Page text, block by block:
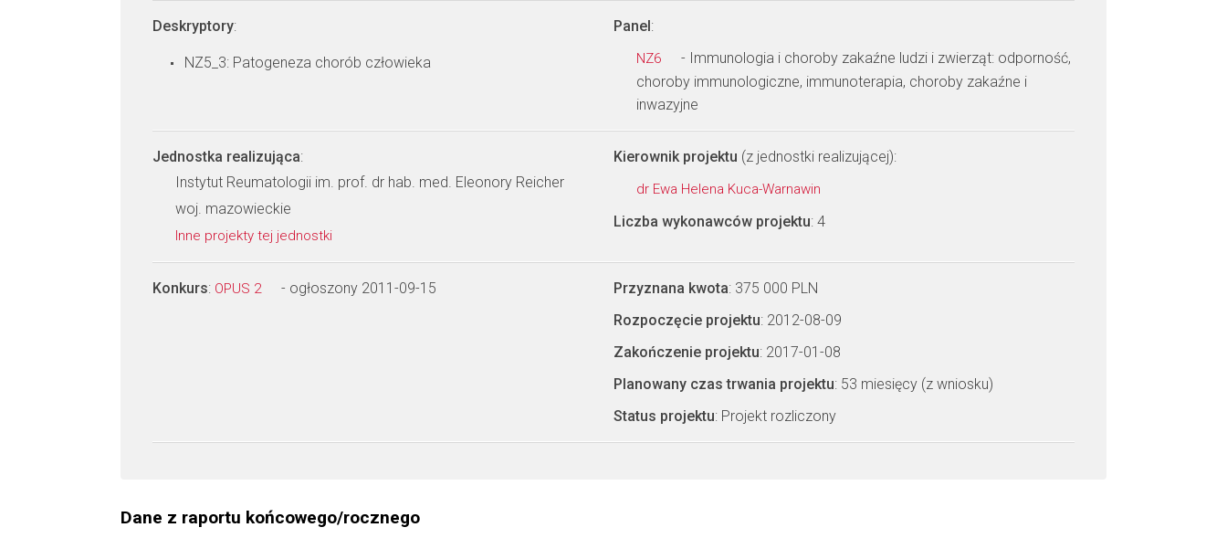
Deskryptory:
NZ5_3: Patogeneza chorób człowieka
Panel:
NZ6
- Immunologia i choroby zakaźne ludzi i zwierząt: odporność,
choroby immunologiczne, immunoterapia, choroby zakaźne i
inwazyjne
Jednostka realizująca:
Instytut Reumatologii im. prof. dr hab. med. Eleonory Reicher
woj. mazowieckie
Inne projekty tej jednostki
Kierownik projektu (z jednostki realizującej):
dr Ewa Helena Kuca-Warnawin
Liczba wykonawców projektu: 4
Konkurs: OPUS 2 - ogłoszony 2011-09-15 Przyznana kwota: 375 000 PLN
Rozpoczęcie projektu: 2012-08-09
Zakończenie projektu: 2017-01-08
Planowany czas trwania projektu: 53 miesięcy (z wniosku)
Status projektu: Projekt rozliczony
Dane z raportu końcowego/rocznego